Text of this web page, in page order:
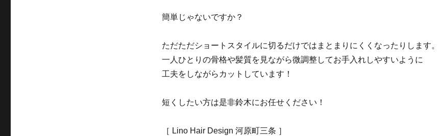
簡単じゃないですか？
ただただショートスタイルに切るだけではまとまりにくくなったりします。
一人ひとりの骨格や髪質を見ながら微調整してお手入れしやすいように
工夫をしながらカットしています！
短くしたい方は是非鈴木にお任せください！
［ Lino Hair Design 河原町三条 ］